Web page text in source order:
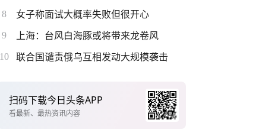
8 女子称面试大概率失败但很开心
9 上海：台风白海豚或将带来龙卷风
10 联合国谴责俄乌互相发动大规模袭击
扫码下载今日头条APP
看最新、最热资讯内容